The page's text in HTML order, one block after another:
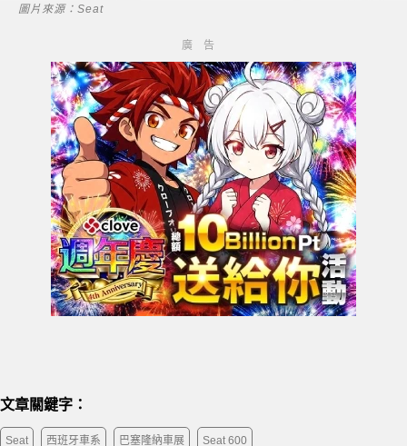
圖片來源：Seat
文章關鍵字：
Seat 西班牙車系 巴塞隆納車展 Seat 600